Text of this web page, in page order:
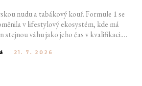
nudu a tabákový kouř. Formule 1 se
v lifestylový ekosystém, kde má
váhu jako jeho čas v kvalifikaci.
a fenoménu manželek a partnerek
fashion komunitě světa. Jak se z
- 21. 7. 2026